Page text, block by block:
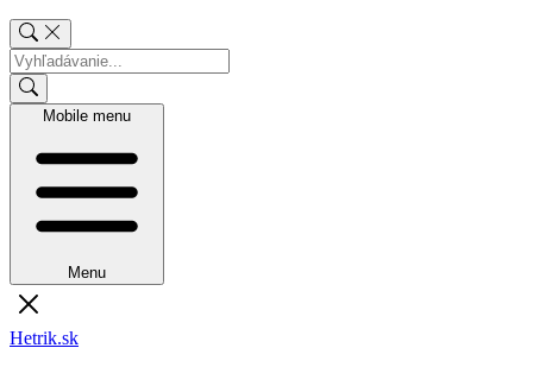
Mobile menu
Menu
Hetrik.sk